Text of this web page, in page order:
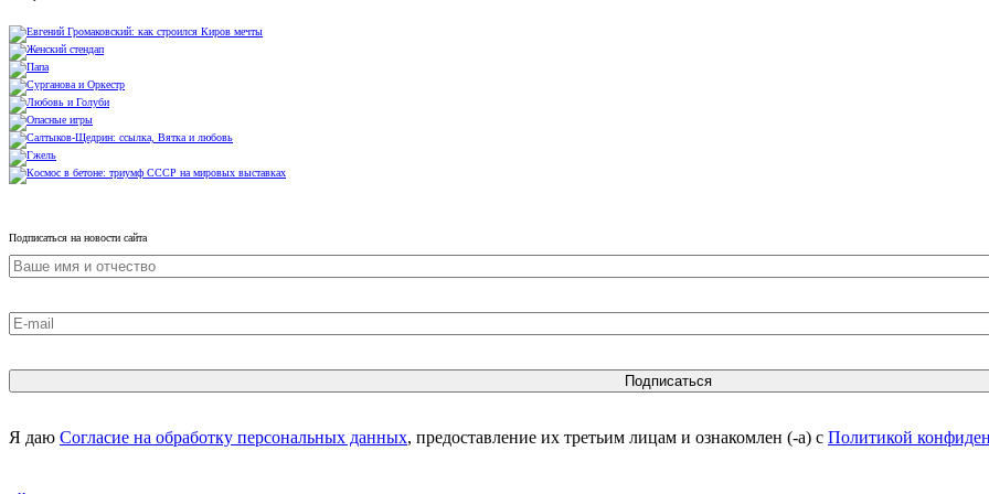
Подписаться на новости сайта
Я даю Согласие на обработку персональных данных, предоставление их третьим лицам и ознакомлен (-а) c Политикой